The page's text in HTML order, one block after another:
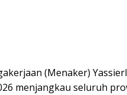
(Menaker)
menjangkau seluruh